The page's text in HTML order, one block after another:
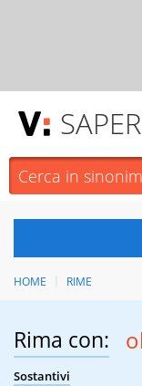
HOME RIME
Rima con:
Sostantivi